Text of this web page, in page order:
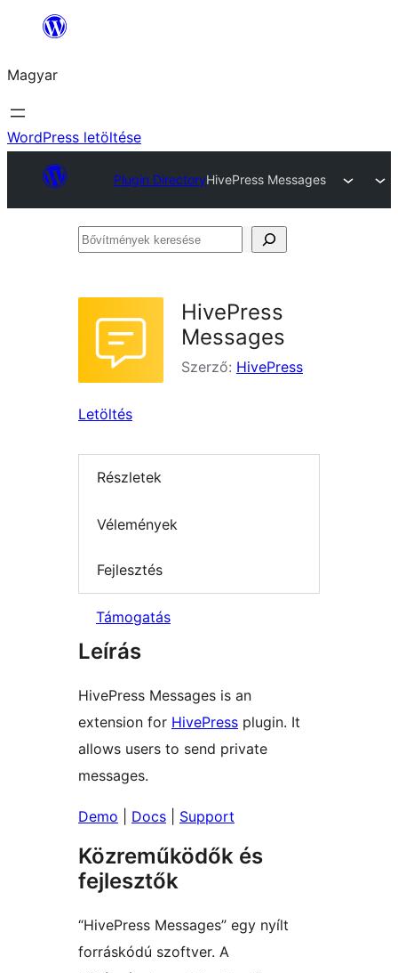
Ugrás
tartalomhoz
Magyar
WordPress letöltése
Plugin DirectoryHivePress Messages
Bővítmények
HivePress
Messages
Szerző: HivePress
Letöltés
Részletek
Vélemények
Fejlesztés
Támogatás
Leírás
HivePress Messages is an
extension for HivePress plugin. It
allows users to send private
messages.
Demo Docs Support
Közreműködők és
fejlesztők
“HivePress Messages” egy nyílt
forráskódú szoftver. A